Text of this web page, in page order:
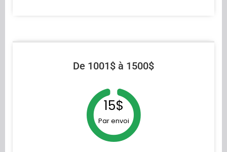
De 1001$ à 1500$
15$
Par envoi